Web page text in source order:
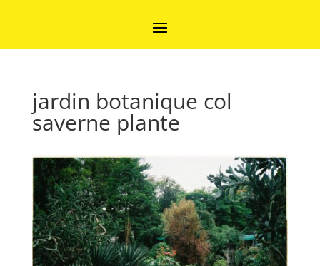
jardin botanique col
saverne plante